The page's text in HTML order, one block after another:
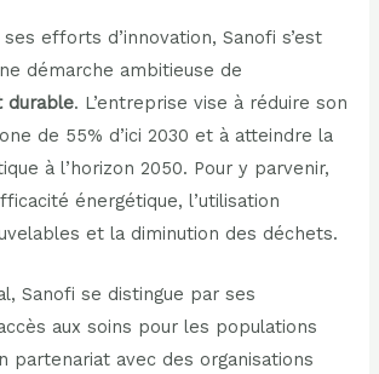
efforts d’innovation, Sanofi s’est
démarche ambitieuse de
durable. L’entreprise vise à réduire son
de 55% d’ici 2030 et à atteindre la
à l’horizon 2050. Pour y parvenir,
énergétique, l’utilisation
et la diminution des déchets.
Sanofi se distingue par ses
aux soins pour les populations
partenariat avec des organisations